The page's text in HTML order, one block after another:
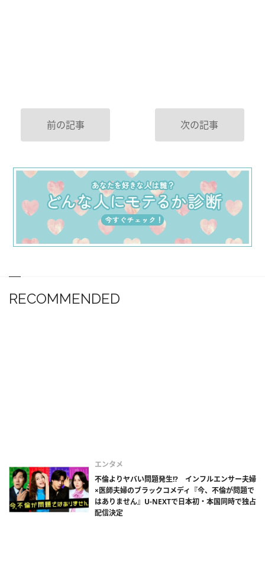
前の記事 次の記事
RECOMMENDED
エンタメ
不倫よりヤバい問題発生!? インフルエンサー夫婦
×医師夫婦のブラックコメディ『今、不倫が問題で
はありません』U-NEXTで日本初・本国同時で独占
配信決定